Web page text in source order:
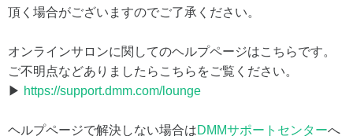
頂く場合がございますのでご了承ください。
オンラインサロンに関してのヘルプページはこちらです。
ご不明点などありましたらこちらをご覧ください。
▶ https://support.dmm.com/lounge
ヘルプページで解決しない場合はDMMサポートセンターへ